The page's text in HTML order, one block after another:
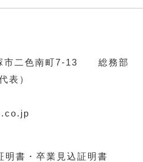
市二色南町7-13 総務部
表）
明書・卒業見込証明書